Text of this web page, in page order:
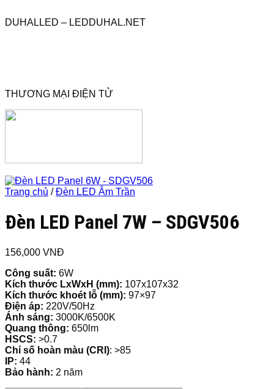
DUHALLED – LEDDUHAL.NET
THƯƠNG MẠI ĐIỆN TỬ
Trang chủ / Đèn LED Âm Trần
Đèn LED Panel 7W – SDGV506
156,000 VNĐ
Công suất: 6W
Kích thước LxWxH (mm): 107x107x32
Kích thước khoét lỗ (mm): 97×97
Điện áp: 220V/50Hz
Ánh sáng: 3000K/6500K
Quang thông: 650lm
HSCS: >0.7
Chỉ số hoàn màu (CRI): >85
IP: 44
Bảo hành: 2 năm